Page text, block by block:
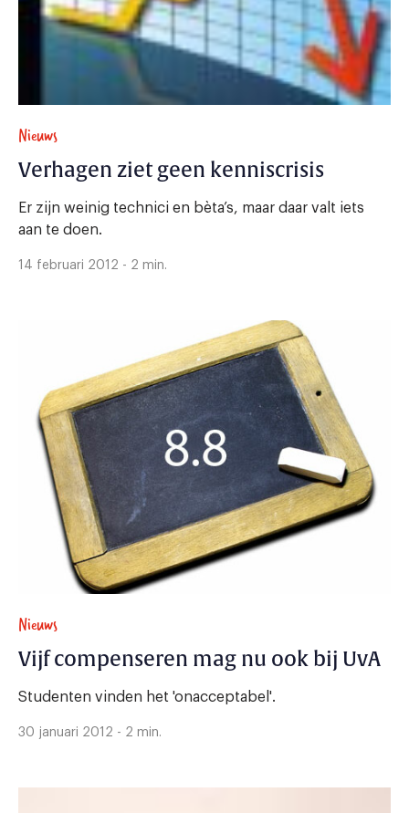
Nieuws
Verhagen ziet geen kenniscrisis
Er zijn weinig technici en bèta’s, maar daar valt iets
aan te doen.
14 februari 2012 - 2 min.
Nieuws
Vijf compenseren mag nu ook bij UvA
Studenten vinden het 'onacceptabel'.
30 januari 2012 - 2 min.